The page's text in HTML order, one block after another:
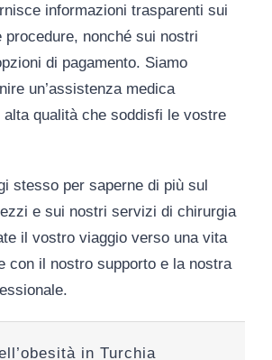
informazioni trasparenti sui
nonché sui nostri
di pagamento. Siamo
un’assistenza medica
qualità che soddisfi le vostre
stesso per saperne di più sul
e sui nostri servizi di chirurgia
il vostro viaggio verso una vita
con il nostro supporto e la nostra
in Turchia